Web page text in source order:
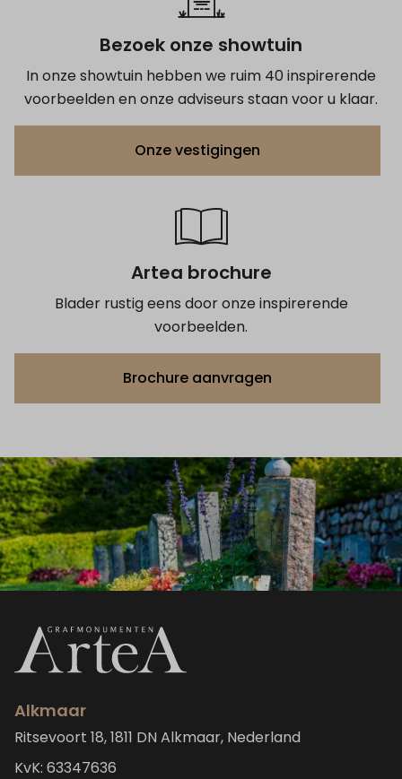
Bezoek onze showtuin
In onze showtuin hebben we ruim 40 inspirerende
voorbeelden en onze adviseurs staan voor u klaar.
Onze vestigingen
Artea brochure
Blader rustig eens door onze inspirerende
voorbeelden.
Brochure aanvragen
Alkmaar
Ritsevoort 18, 1811 DN Alkmaar, Nederland
KvK: 63347636